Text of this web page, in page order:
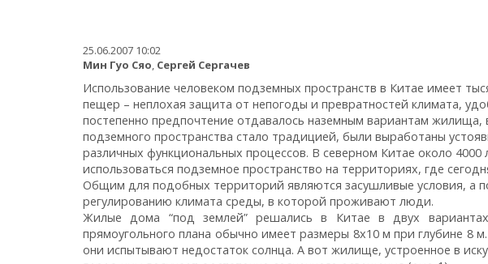
25.06.2007 10:02
Мин Гуо Сяо, Сергей Сергачев
Использование человеком подземных пространств в Китае имеет
пещер – неплохая защита от непогоды и превратностей климата,
постепенно предпочтение отдавалось наземным вариантам жилища,
подземного пространства стало традицией, были выработаны
различных функциональных процессов. В северном Китае около
использоваться подземное пространство на территориях, где
Общим для подобных территорий являются засушливые условия, а
регулированию климата среды, в которой проживают люди.
Жилые дома “под землей” решались в Китае в двух
прямоугольного плана обычно имеет размеры 8х10 м при глубине 8
они испытывают недостаток солнца. А вот жилище, устроенное в